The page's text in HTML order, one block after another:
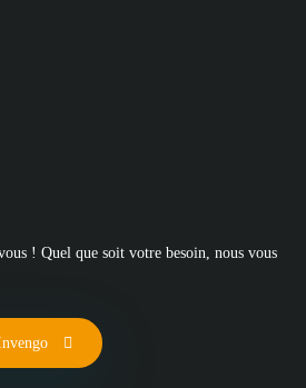
! Quel que soit votre besoin, nous vous